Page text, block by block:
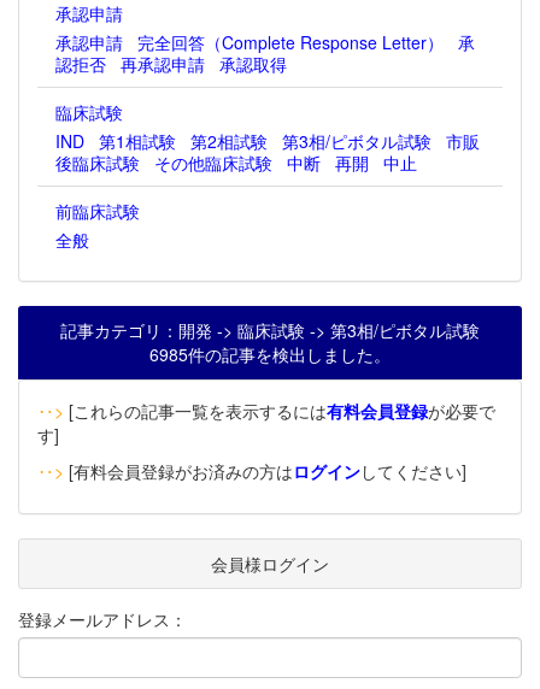
承認申請
承認申請
完全回答（Complete Response Letter）
承
認拒否 再承認申請 承認取得
臨床試験
IND 第1相試験 第2相試験 第3相/ピボタル試験 市販
後臨床試験
その他臨床試験 中断 再開
中止
前臨床試験
全般
記事カテゴリ：開発 -> 臨床試験 -> 第3相/ピボタル試験
6985件の記事を検出しました。
‥> [これらの記事一覧を表示するには有料会員登録が必要で
す]
‥> [有料会員登録がお済みの方はログインしてください]
会員様ログイン
登録メールアドレス：